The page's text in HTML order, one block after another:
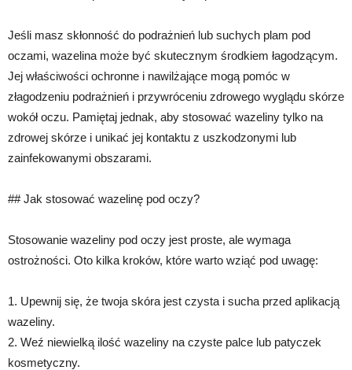
Jeśli masz skłonność do podrażnień lub suchych plam pod
oczami, wazelina może być skutecznym środkiem łagodzącym.
Jej właściwości ochronne i nawilżające mogą pomóc w
złagodzeniu podrażnień i przywróceniu zdrowego wyglądu skórze
wokół oczu. Pamiętaj jednak, aby stosować wazeliny tylko na
zdrowej skórze i unikać jej kontaktu z uszkodzonymi lub
zainfekowanymi obszarami.
## Jak stosować wazelinę pod oczy?
Stosowanie wazeliny pod oczy jest proste, ale wymaga
ostrożności. Oto kilka kroków, które warto wziąć pod uwagę:
1. Upewnij się, że twoja skóra jest czysta i sucha przed aplikacją
wazeliny.
2. Weź niewielką ilość wazeliny na czyste palce lub patyczek
kosmetyczny.